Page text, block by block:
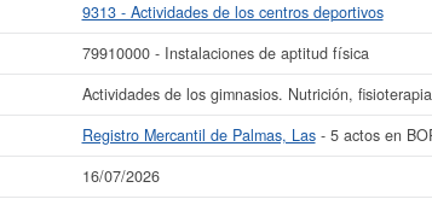
9313 - Actividades de los centros deportivos
79910000 - Instalaciones de aptitud física
Actividades de los gimnasios. Nutrición,
Registro Mercantil de Palmas, Las- 5 actos en
16/07/2026